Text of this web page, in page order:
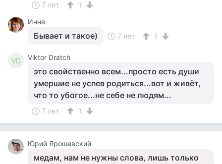
7 лет
1
Инна
Бывает и такое) 7 лет 1
VD Viktor Dratch
это свойственно всем...просто есть души
умершие не успев родиться...вот и живёт,
что то убогое...не себе не людям...
7 лет 1
Юрий Ярошевский
медам, нам не нужны слова, лишь только